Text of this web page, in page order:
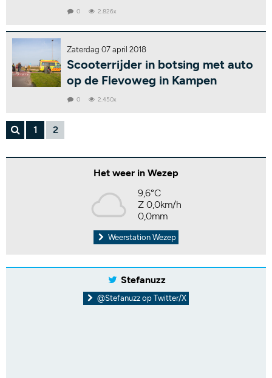
0 2.826x
Zaterdag 07 april 2018
Scooterrijder in botsing met auto
op de Flevoweg in Kampen
0 2.450x
1 2
Het weer in Wezep
9,6°C
Z 0,0km/h
0,0mm
Weerstation Wezep
Stefanuzz
@Stefanuzz op Twitter/X